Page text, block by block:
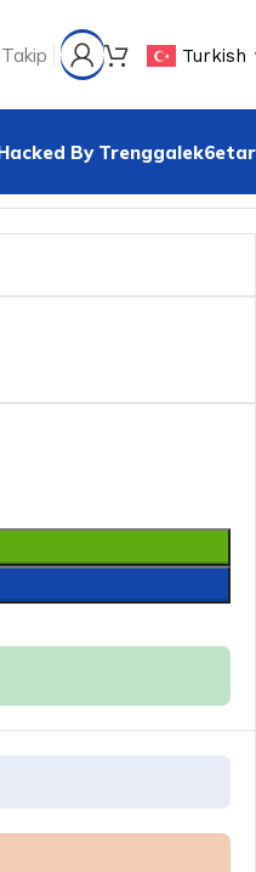
Turkish
By Trenggalek6etar